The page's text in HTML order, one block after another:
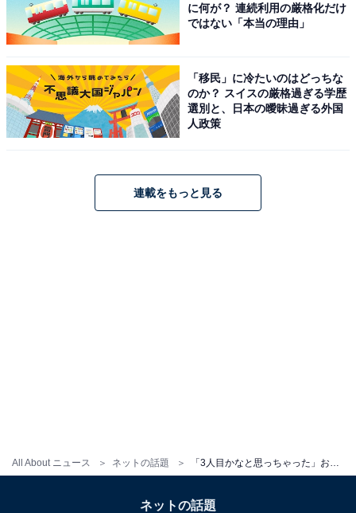
All About ニュース ネットの話題
に何が？ 連続利用の厳格化だけ
ではない「本当の理由」
「移民」に冷たいのはどっちな
のか？ スイスの厳格過ぎる学歴
選別と、日本の曖昧過ぎる外国
人政策
連載をもっと見る
ネットの話題